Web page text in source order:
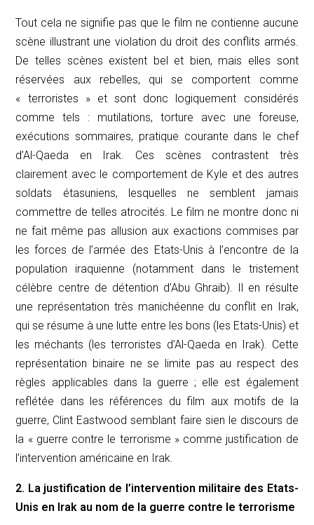
Tout cela ne signifie pas que le film ne contienne aucune
scène illustrant une violation du droit des conflits armés.
De telles scènes existent bel et bien, mais elles sont
réservées aux rebelles, qui se comportent comme
« terroristes » et sont donc logiquement considérés
comme tels : mutilations, torture avec une foreuse,
exécutions sommaires, pratique courante dans le chef
d’Al-Qaeda en Irak. Ces scènes contrastent très
clairement avec le comportement de Kyle et des autres
soldats étasuniens, lesquelles ne semblent jamais
commettre de telles atrocités. Le film ne montre donc ni
ne fait même pas allusion aux exactions commises par
les forces de l’armée des Etats-Unis à l’encontre de la
population iraquienne (notamment dans le tristement
célèbre centre de détention d’Abu Ghraib). Il en résulte
une représentation très manichéenne du conflit en Irak,
qui se résume à une lutte entre les bons (les Etats-Unis) et
les méchants (les terroristes d’Al-Qaeda en Irak). Cette
représentation binaire ne se limite pas au respect des
règles applicables dans la guerre ; elle est également
reflétée dans les références du film aux motifs de la
guerre, Clint Eastwood semblant faire sien le discours de
la « guerre contre le terrorisme » comme justification de
l’intervention américaine en Irak.
2. La justification de l’intervention militaire des Etats-
Unis en Irak au nom de la guerre contre le terrorisme